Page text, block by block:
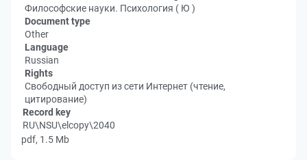
Философские науки. Психология ( Ю )
Document type
Other
Language
Russian
Rights
Свободный доступ из сети Интернет (чтение,
цитирование)
Record key
RU\NSU\elcopy\2040
pdf, 1.5 Mb